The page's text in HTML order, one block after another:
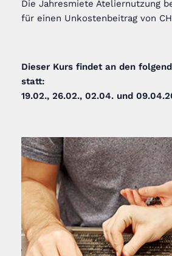
Die Jahresmiete Ateliernutzung
für einen Unkostenbeitrag von
Dieser Kurs findet an den
statt:
19.02., 26.02., 02.04. und